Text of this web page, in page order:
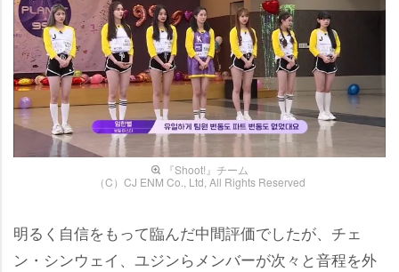
『Shoot!』チーム
（C）CJ ENM Co., Ltd, All Rights Reserved
明るく自信をもって臨んだ中間評価でしたが、チェ
ン・シンウェイ、ユジンらメンバーが次々と音程を外